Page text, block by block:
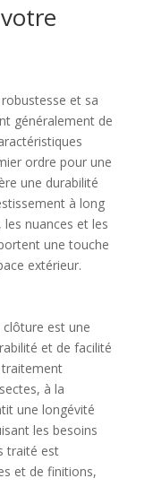
et sa
généralement de
ordre pour une
une durabilité
à long
nuances et les
une touche
extérieur.
est une
et de facilité
traitement
à la
une longévité
les besoins
traité est
et de finitions,